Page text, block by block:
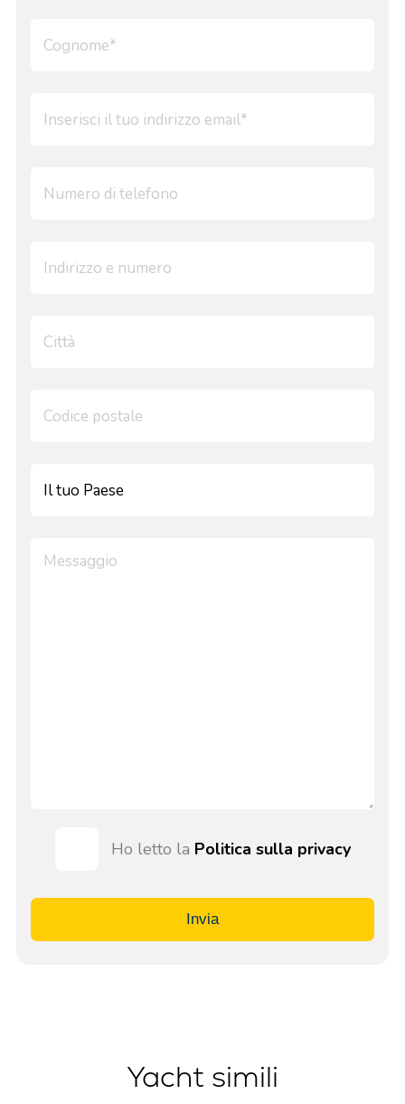
Ho letto la Politica sulla privacy
Invia
Yacht simili